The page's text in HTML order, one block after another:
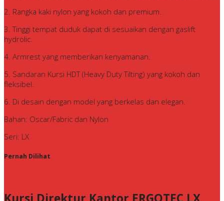
2. Rangka kaki nylon yang kokoh dan premium.
3. Tinggi tempat duduk dapat di sesuaikan dengan gaslift
hydrolic.
4. Armrest yang memberikan kenyamanan.
5. Sandaran Kursi HDT (Heavy Duty Tilting) yang kokoh dan
fleksibel.
6. Di desain dengan model yang berkelas dan elegan.
Bahan: Oscar/Fabric dan Nylon
Seri: LX
Pernah Dilihat